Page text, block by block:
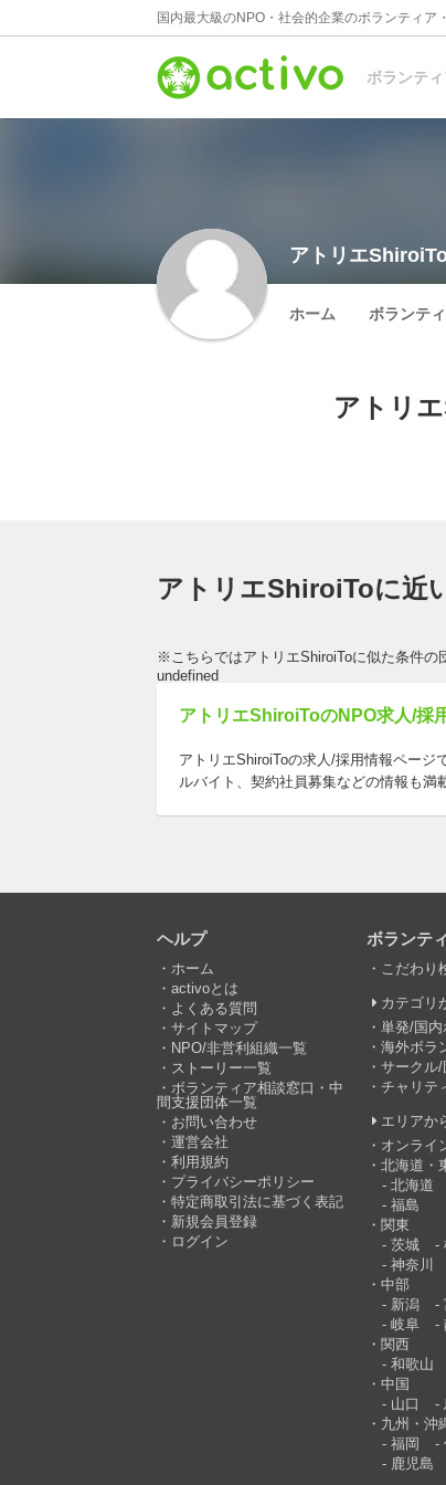
国内最大級のNPO・社会的企業のボランティア
ボランティ
アトリエ
ホーム ボランテ
アトリ
アトリエShiroiToに近
※こちらではアトリエShiroiToに似た条件の
undefined
アトリエShiroiToのNPO求人/採
アトリエShiroiToの求人/採用情報ページ
ルバイト、契約社員募集などの情報も満
ヘルプ
ホーム
activoとは
よくある質問
サイトマップ
NPO/非営利組織一覧
ストーリー一覧
ボランティア相談窓口・中
間支援団体一覧
お問い合わせ
運営会社
利用規約
プライバシーポリシー
特定商取引法に基づく表記
新規会員登録
ログイン
ボランテ
こだわり
カテゴリ
単発/国内
海外ボラ
サークル/
チャリテ
エリアか
オンライ
北海道・
北海道
福島
関東
茨城
神奈川
中部
新潟
岐阜
関西
和歌山
中国
山口
九州・沖
福岡
鹿児島